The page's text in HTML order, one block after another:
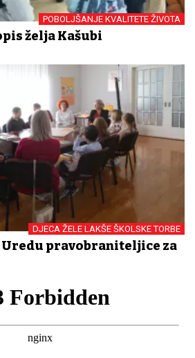
POBOLJŠANJE KVALITETE ŽIVOTA
želja Kašubi
DJECA ŽELE LAKŠE ŠKOLSKE TORBE
pravobraniteljice za